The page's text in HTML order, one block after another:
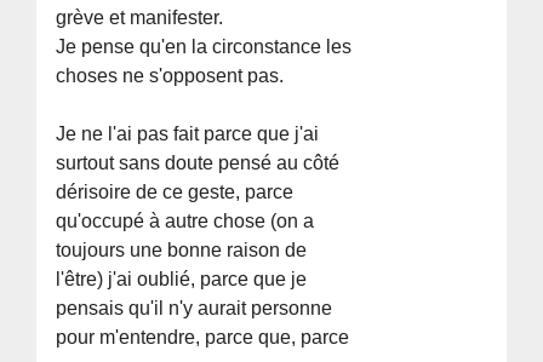
grève et manifester.
Je pense qu'en la circonstance les
choses ne s'opposent pas.
Je ne l'ai pas fait parce que j'ai
surtout sans doute pensé au côté
dérisoire de ce geste, parce
qu'occupé à autre chose (on a
toujours une bonne raison de
l'être) j'ai oublié, parce que je
pensais qu'il n'y aurait personne
pour m'entendre, parce que, parce